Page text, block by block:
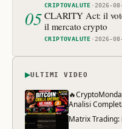
CRIPTOVALUTE ·2026-
05 CLARITY Act: il
il mercato crypto
CRIPTOVALUTE ·2026-
▶ULTIMI VIDEO
Analisi
Matrix